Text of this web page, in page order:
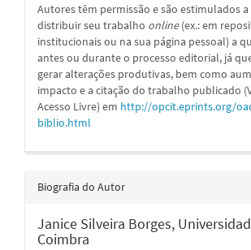
Autores têm permissão e são estimulados
distribuir seu trabalho online(ex.: em
institucionais ou na sua página pessoal) a
antes ou durante o processo editorial, já
gerar alterações produtivas, bem como
impacto e a citação do trabalho publicado
Acesso Livre) em http://opcit.eprints.org/
biblio.html
Biografia do Autor
Janice Silveira Borges,
Coimbra